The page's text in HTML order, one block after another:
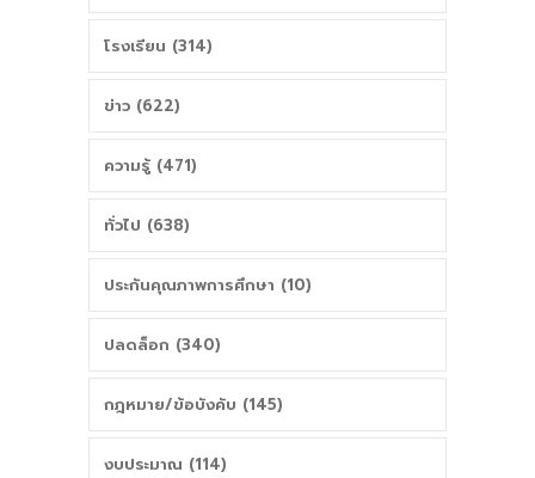
โรงเรียน (314)
ข่าว (622)
ความรู้ (471)
ทั่วไป (638)
ประกันคุณภาพการศึกษา (10)
ปลดล็อก (340)
กฎหมาย/ข้อบังคับ (145)
งบประมาณ (114)